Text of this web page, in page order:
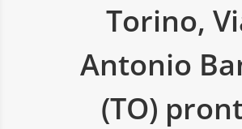
Torino,
Antonio
(TO)